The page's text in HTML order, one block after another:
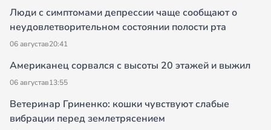
Люди с симптомами депрессии чаще сообщают о
неудовлетворительном состоянии полости рта
06 августав20:41
Американец сорвался с высоты 20 этажей и выжил
06 августав13:55
Ветеринар Гриненко: кошки чувствуют слабые
вибрации перед землетрясением